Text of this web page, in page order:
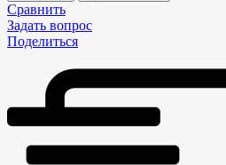
Сравнить
Задать вопрос
Поделиться